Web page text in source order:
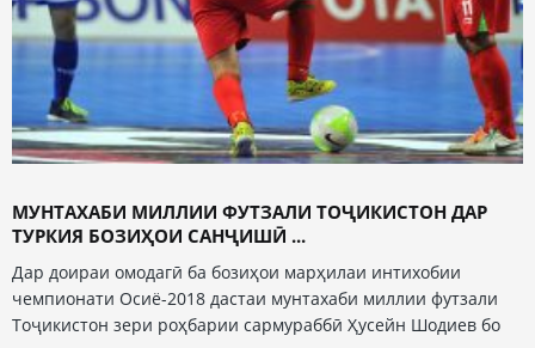
МУНТАХАБИ МИЛЛИИ ФУТЗАЛИ ТОҶИКИСТОН ДАР
ТУРКИЯ БОЗИҲОИ САНҶИШӢ ...
Дар доираи омодагӣ ба бозиҳои марҳилаи интихобии
чемпионати Осиё-2018 дастаи мунтахаби миллии футзали
Тоҷикистон зери роҳбарии сармураббӣ Ҳусейн Шодиев бо